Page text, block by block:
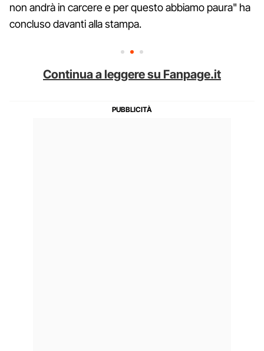
non andrà in carcere e per questo abbiamo paura" ha
concluso davanti alla stampa.
Continua a leggere su Fanpage.it